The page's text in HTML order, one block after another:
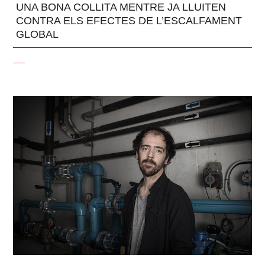
UNA BONA COLLITA MENTRE JA LLUITEN
CONTRA ELS EFECTES DE L’ESCALFAMENT
GLOBAL